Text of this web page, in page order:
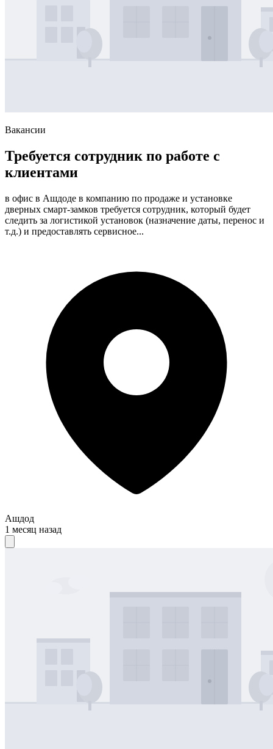
Вакансии
Требуется сотрудник по работе с
клиентами
в офис в Ашдоде в компанию по продаже и установке
дверных смарт-замков требуется сотрудник, который будет
следить за логистикой установок (назначение даты, перенос и
т.д.) и предоставлять сервисное...
Ашдод
1 месяц назад